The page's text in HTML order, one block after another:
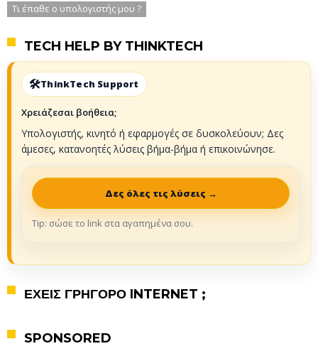
Τι έπαθε ο υπολογιστής μου ?
TECH HELP BY THINKTECH
ThinkTech Support
Χρειάζεσαι βοήθεια;
Υπολογιστής, κινητό ή εφαρμογές σε δυσκολεύουν; Δες
άμεσες, κατανοητές λύσεις βήμα-βήμα ή επικοινώνησε.
Δες όλες τις λύσεις →
Tip: σώσε το link στα αγαπημένα σου.
ΕΧΕΙΣ ΓΡΗΓΟΡΟ INTERNET ;
SPONSORED